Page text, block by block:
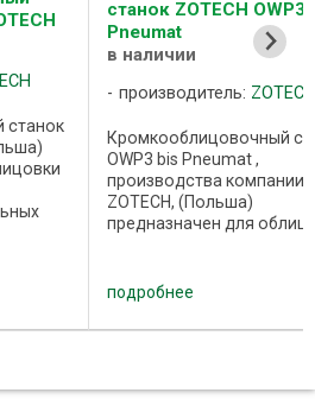
станок
станок ZOTECH OWP3
Pneumat
в наличии
производитель: ZOTECH
Кромкооблицовочный
OWP3 bis Pneumat ,
производства компании
ZOTECH, (Польша)
предназначен для
элементов с
из рулона, в том числе
подробнее